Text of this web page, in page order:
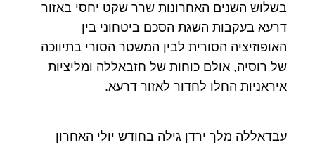
בשלוש השנים האחרונות שרר שקט יחסי באזור
דרעא בעקבות השגת הסכם ביטחוני בין
האופוזיציה הסורית לבין המשטר הסורי בתיווכה
של רוסיה, אולם כוחות של חזבאללה ומליציות
איראניות החלו לחדור לאזור דרעא.
עבדאללה מלך ירדן גילה בחודש יולי האחרון